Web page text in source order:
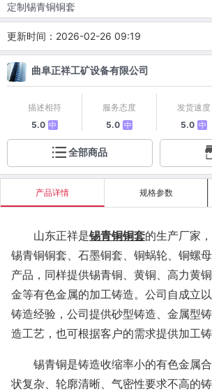
定制锡青铜铜套
更新时间：2026-02-26 09:19
曲阜正祥工矿设备有限公司
描述相符
5.0 中
服务态度
5.0 中
发货速度
5.0 中
全部商品
产品详情 规格参数
山东正祥是锡青铜铜套的生产厂家
锡青铜铜套、石墨铜套、铜蜗轮、铜螺
产品，同样提供锡青铜、黄铜、高力黄
金等有色金属的加工铸造。公司自成立
铸造经验，公司提供砂型铸造、金属型
造工艺，也可根据客户的需求提供加工铸
锡青铜是铸造收缩率小的有色金属
状复杂、轮廓清晰、气密性要求不高的